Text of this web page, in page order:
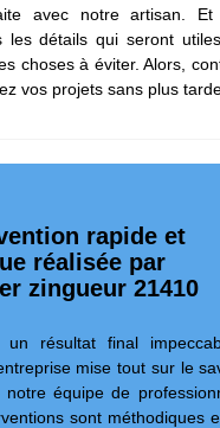
avec notre artisan.
les détails qui seront
choses à éviter. Alors,
vos projets sans plus
rapide et
réalisée par
zingueur 21410
un résultat final
mise tout sur le
équipe de
sont méthodiques